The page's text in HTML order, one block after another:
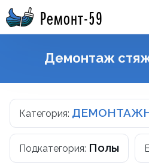
Ремонт-59
Демонтаж
Категория:
Подкатегория: Полы